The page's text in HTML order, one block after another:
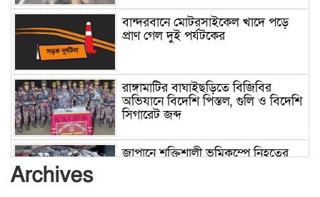
বান্দরবানে মোটরসাইকেল খাদে পড়ে
প্রাণ গেল দুই পর্যটকের
রাঙ্গামাটির বাঘাইছড়িতে বিজিবির
অভিযানে বিদেশি পিস্তল, গুলি ও বিদেশি
সিগারেট জব্দ
জাপানে শক্তিশালী ভূমিকম্পে নিহতের
Archives